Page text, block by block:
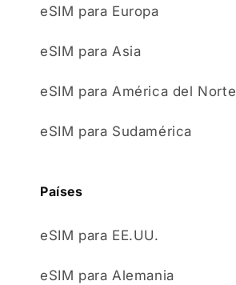
eSIM para Europa
eSIM para Asia
eSIM para América del Norte
eSIM para Sudamérica
Países
eSIM para EE.UU.
eSIM para Alemania